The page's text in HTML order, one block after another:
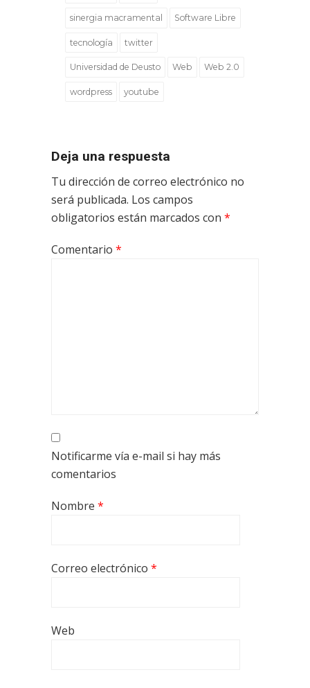
sinergia macramental Software Libre
tecnología twitter
Universidad de Deusto Web Web 2.0
wordpress youtube
Deja una respuesta
Tu dirección de correo electrónico no
será publicada. Los campos
obligatorios están marcados con *
Comentario *
Notificarme vía e-mail si hay más
comentarios
Nombre *
Correo electrónico *
Web